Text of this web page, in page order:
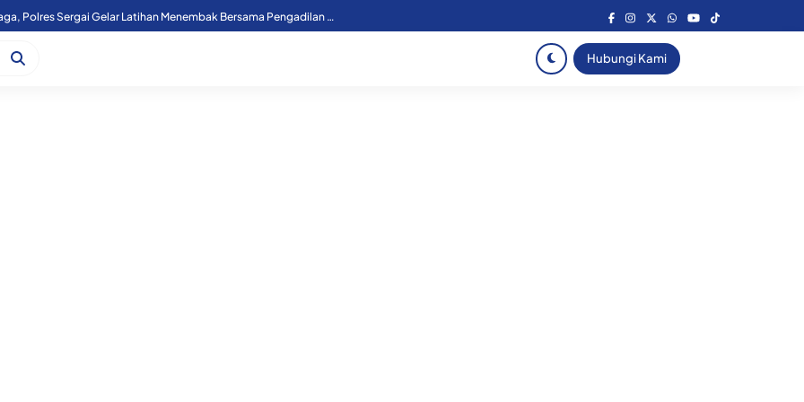
Pererat Sinergi Lembaga, Polres Sergai Gelar Latihan Menembak Bersama Pengadilan Agama
Hubungi Kami